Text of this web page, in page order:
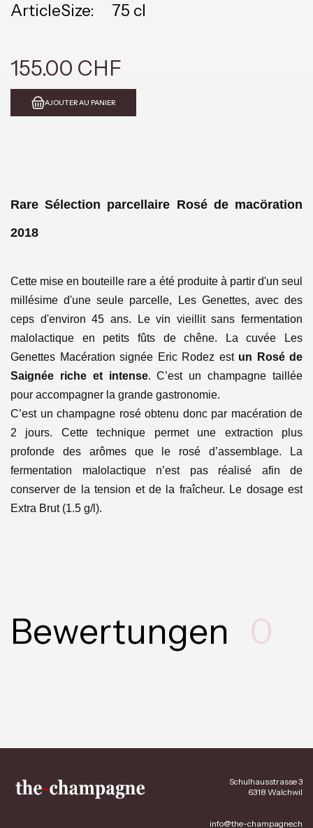
ArticleSize:
75 cl
155.00 CHF
AJOUTER AU PANIER
RareSélection parcellaire Rosé de macöration
2018
Cette mise en bouteille rare a été produite à partir d'un seul
millésime d'une seule parcelle, Les Genettes, avec des
ceps d'environ 45 ans. Le vin vieillit sans fermentation
malolactique en petits fûts de chêne.
La cuvée Les
Genettes Macération signée Eric Rodez est un Rosé de
Saignée riche et intense. C’est un champagne taillée
pour accompagner la grande gastronomie.
C’est un champagne rosé obtenu donc par macération de
2 jours. Cette technique permet une extraction plus
profonde des arômes que le rosé d’assemblage. La
fermentation malolactique n’est pas réalisé afin de
conserver de la tension et de la fraîcheur. Le dosage est
Extra Brut (1.5 g/l).
Bewertungen 0
Schulhausstrasse 3
6318 Walchwil
info@the-champagne.ch